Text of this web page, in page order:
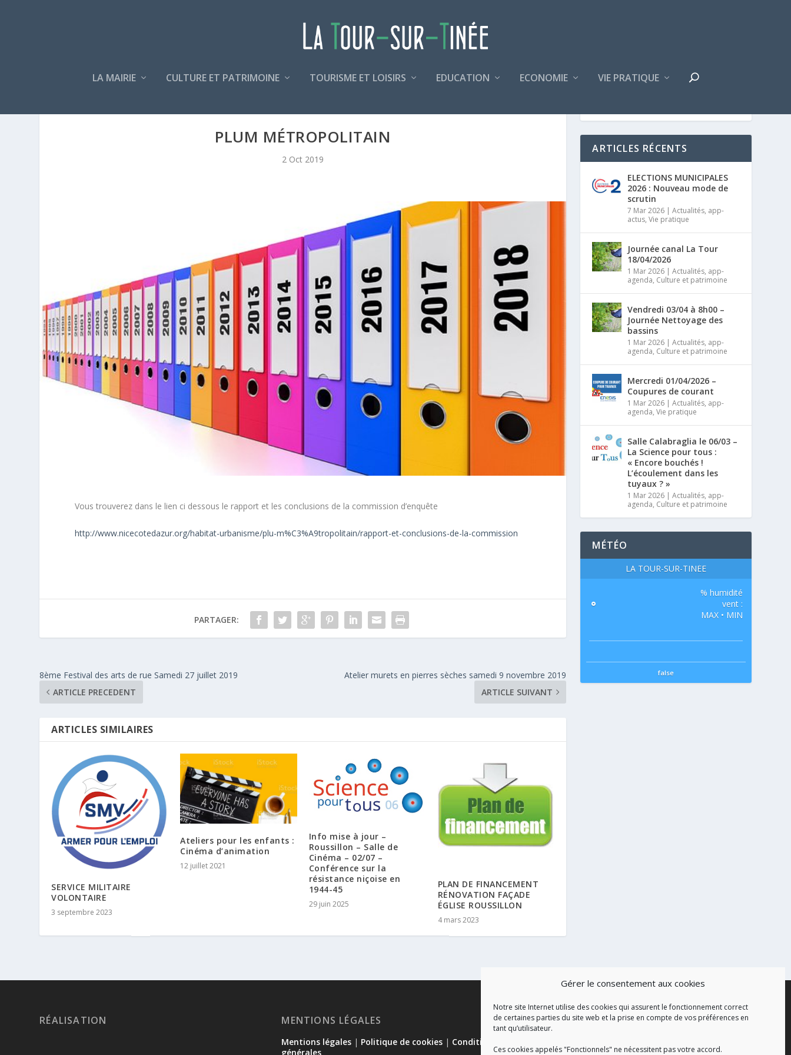
Gérer le consentement aux cookies
Notre site Internet utilise des cookies qui assurent le fonctionnement correct
de certaines parties du site web et la prise en compte de vos préférences en
tant qu’utilisateur.
Ces cookies appelés "Fonctionnels" ne nécessitent pas votre accord.
LA MAIRIE CULTURE ET PATRIMOINE TOURISME ET LOISIRS EDUCATION ECONOMIE VIE PRATIQUE
PLUM MÉTROPOLITAIN
2 Oct 2019
Vous trouverez dans le lien ci dessous le rapport et les conclusions de la commission d’enquête
http://www.nicecotedazur.org/habitat-urbanisme/plu-m%C3%A9tropolitain/rapport-et-conclusions-de-la-commission
PARTAGER:
8ème Festival des arts de rue Samedi 27 juillet 2019
ARTICLE PRECEDENT
Atelier murets en pierres sèches samedi 9 novembre 2019
ARTICLE SUIVANT
ARTICLES SIMILAIRES
SERVICE MILITAIRE
VOLONTAIRE
3 septembre 2023
Ateliers pour les enfants :
Cinéma d’animation
12 juillet 2021
Info mise à jour –
Roussillon – Salle de
Cinéma – 02/07 –
Conférence sur la
résistance niçoise en
1944-45
29 juin 2025
PLAN DE FINANCEMENT
RÉNOVATION FAÇADE
ÉGLISE ROUSSILLON
4 mars 2023
ARTICLES RÉCENTS
ELECTIONS MUNICIPALES
2026 : Nouveau mode de
scrutin
7 Mar 2026 |Actualités, app-
actus,Vie pratique
Journée canal La Tour
18/04/2026
1 Mar 2026 |Actualités, app-
agenda, Culture et patrimoine
Vendredi 03/04 à 8h00 –
Journée Nettoyage des
bassins
1 Mar 2026 |Actualités, app-
agenda, Culture et patrimoine
Mercredi 01/04/2026 –
Coupures de courant
1 Mar 2026 |Actualités, app-
agenda,Vie pratique
Salle Calabraglia le 06/03 –
La Science pour tous :
« Encore bouchés !
L’écoulement dans les
tuyaux ? »
1 Mar 2026 |Actualités, app-
agenda, Culture et patrimoine
MÉTÉO
LA TOUR-SUR-TINÉE
°
% humidité
vent :
MAX • MIN
false
RÉALISATION MENTIONS LÉGALES
Mentions légales | Politique de cookies | Conditions
générales